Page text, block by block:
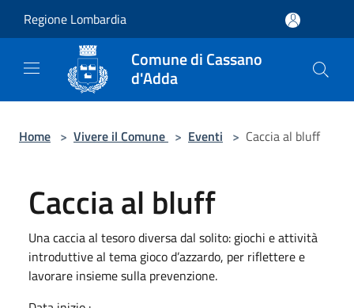
Regione Lombardia
Comune di Cassano
d'Adda
Home > Vivere il Comune > Eventi > Caccia al bluff
Caccia al bluff
Una caccia al tesoro diversa dal solito: giochi e attività
introduttive al tema gioco d’azzardo, per riflettere e
lavorare insieme sulla prevenzione.